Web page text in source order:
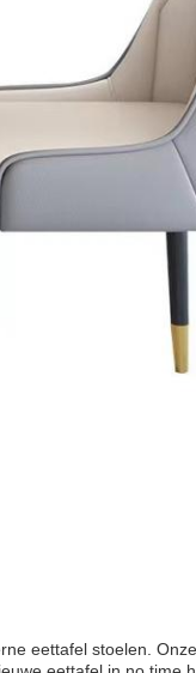
eettafel stoelen.